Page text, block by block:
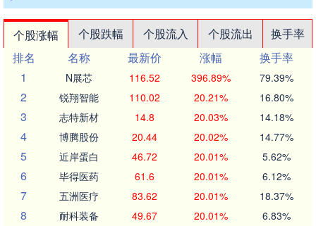
个股涨幅 个股跌幅 个股流入 个股流出
换手率
排名
名称 最新价 涨幅
换手率
1
N展芯 116.52 396.89% 79.39%
2 锐翔智能 110.02 20.21% 16.80%
3 志特新材 14.8 20.03% 14.18%
4 博腾股份 20.44 20.02% 14.77%
5 近岸蛋白 46.72 20.01% 5.62%
6 毕得医药 61.6 20.01% 6.12%
7 五洲医疗 83.62 20.01% 18.37%
8 耐科装备 49.67 20.01% 6.83%